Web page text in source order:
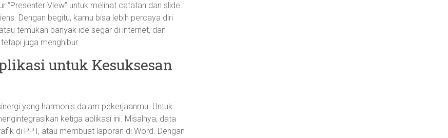
“Presenter View” untuk melihat catatan dan slide
Dengan begitu, kamu bisa lebih percaya diri
temukan banyak ide segar di internet, dan
juga menghibur.
untuk Kesuksesan
yang harmonis dalam pekerjaanmu. Untuk
ketiga aplikasi ini. Misalnya, data
di PPT, atau membuat laporan di Word. Dengan